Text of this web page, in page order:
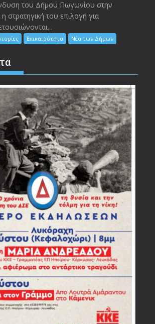
του Δήμου Πωγωνίου στην
στρατηγική του επιλογή για
Επικαιρότητα Νέα των Δήμων